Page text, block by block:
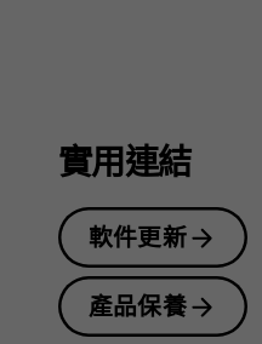
南
實用連結
軟件更新
產品保養